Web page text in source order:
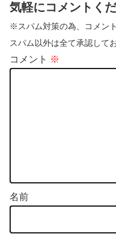
気軽にコメントくだ
※スパム対策の為、コメン
スパム以外は全て承認して
コメント ※
名前